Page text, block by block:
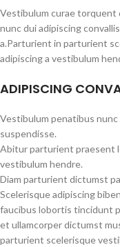
Vestibulum curae torquent
nunc dui adipiscing
a.Parturient in parturient
adipiscing a vestibulum
ADIPISCING
Vestibulum penatibus
suspendisse.
Abitur parturient praesent
vestibulum hendre.
Diam parturient dictumst
Scelerisque adipiscing
faucibus lobortis tincidunt
et ullamcorper dictumst
parturient scelerisque